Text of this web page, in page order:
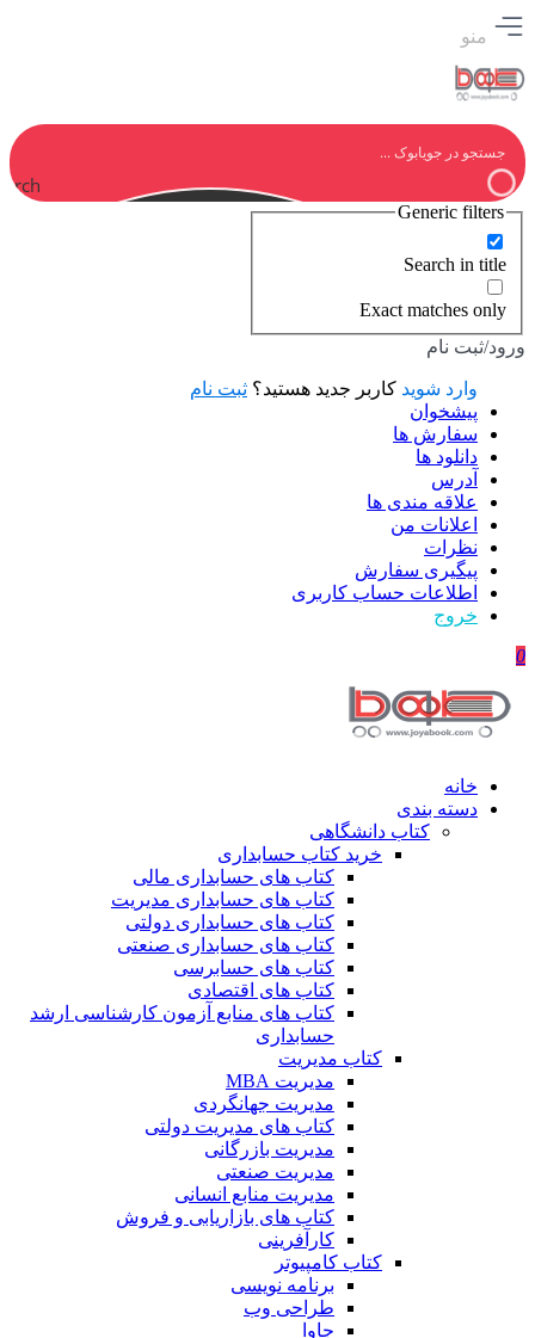
منو
Generic filters
Search in title
Exact matches only
ورود/ثبت نام
وارد شوید کاربر جدید هستید؟ ثبت نام
پیشخوان
سفارش ها
دانلود ها
آدرس
علاقه مندی ها
اعلانات من
نظرات
پیگیری سفارش
اطلاعات حساب كاربری
خروج
0
خانه
دسته بندی
کتاب دانشگاهی
خرید کتاب حسابداری
کتاب های حسابداری مالی
کتاب های حسابداری مدیریت
کتاب های حسابداری دولتی
کتاب های حسابداری صنعتی
کتاب های حسابرسی
کتاب های اقتصادی
کتاب های منابع آزمون کارشناسی ارشد
حسابداری
کتاب مدیریت
مدیریت MBA
مدیریت جهانگردی
کتاب های مدیریت دولتی
مدیریت بازرگانی
مدیریت صنعتی
مدیریت منابع انسانی
کتاب های بازاریابی و فروش
کارآفرینی
کتاب کامپیوتر
برنامه نویسی
طراحی وب
جاوا